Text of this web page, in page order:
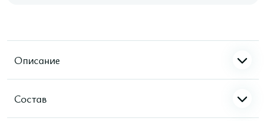
Описание
Состав